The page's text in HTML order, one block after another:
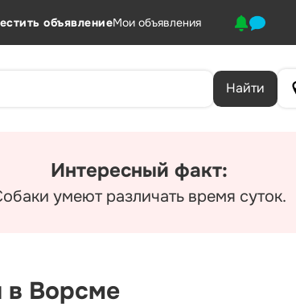
объявлениеМои объявления
Найти
Интересный факт:
умеют различать время суток.
в Ворсме